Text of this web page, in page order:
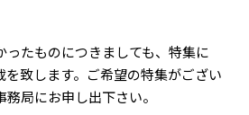
ったものにつきましても、特集に
致します。ご希望の特集がござい
局にお申し出下さい。